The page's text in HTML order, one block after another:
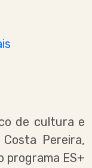
de cultura e
Pereira,
programa ES+